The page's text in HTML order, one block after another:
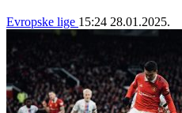
Evropske lige 15:24 28.01.2025.